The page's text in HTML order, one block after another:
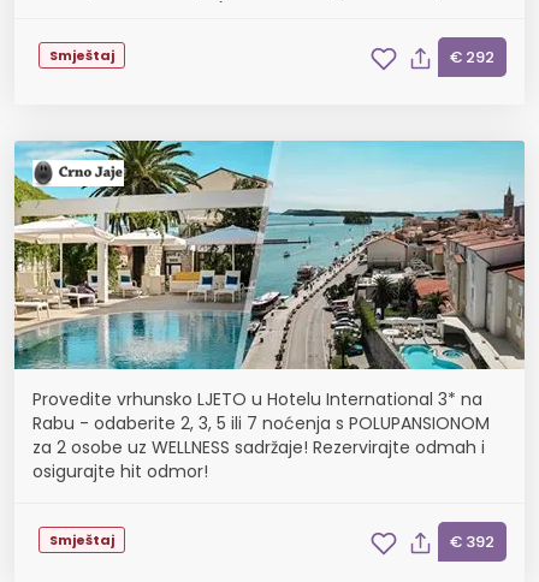
Smještaj € 292
Provedite vrhunsko LJETO u Hotelu International 3* na
Rabu - odaberite 2, 3, 5 ili 7 noćenja s POLUPANSIONOM
za 2 osobe uz WELLNESS sadržaje! Rezervirajte odmah i
osigurajte hit odmor!
Smještaj € 392